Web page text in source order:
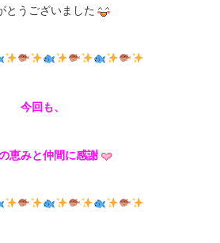
とうございました
今回も、
恵みと仲間に感謝